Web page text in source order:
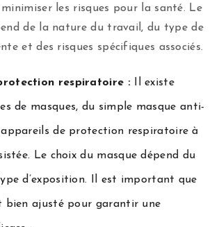
les risques pour la santé. Le
de la nature du travail, du type de
et des risques spécifiques associés.
respiratoire : Il existe
de masques, du simple masque anti-
appareils de protection respiratoire à
Le choix du masque dépend du
d’exposition. Il est important que
bien ajusté pour garantir une